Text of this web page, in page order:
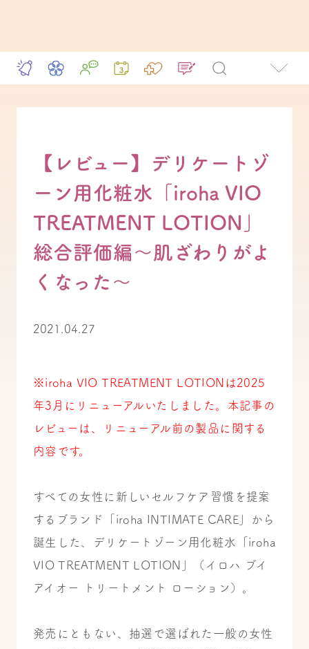
【レビュー】デリケートゾ
ーン用化粧水「iroha VIO
TREATMENT LOTION」
総合評価編～肌ざわりがよ
くなった～
2021.04.27
※iroha VIO TREATMENT LOTIONは2025
年3月にリニューアルいたしました。本記事の
レビューは、リニューアル前の製品に関する
内容です。
すべての女性に新しいセルフケア習慣を提案
するブランド「iroha INTIMATE CARE」から
誕生した、デリケートゾーン用化粧水「iroha
VIO TREATMENT LOTION」（イロハ ブイ
アイオー トリートメント ローション）。
発売にともない、抽選で選ばれた一般の女性